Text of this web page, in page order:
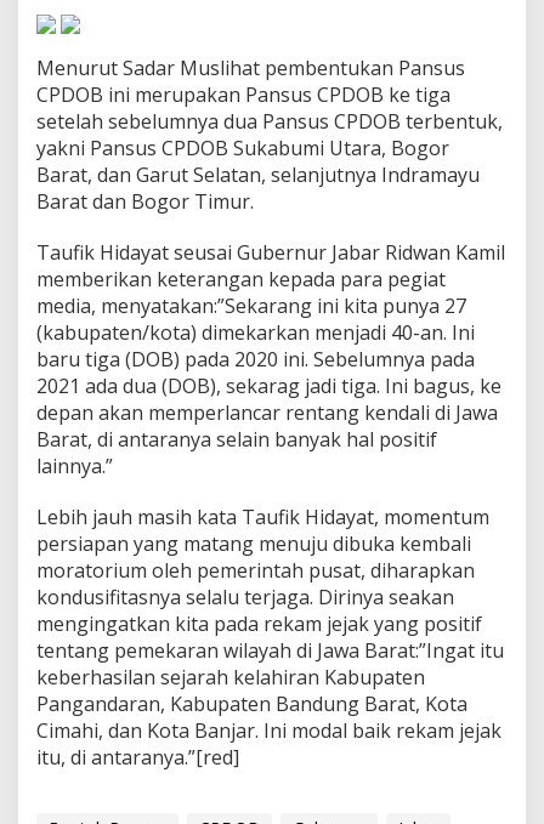
n
s
u
s
s
o
a
l
P
D
O
B
Menurut Sadar Muslihat pembentukan Pansus
CPDOB ini merupakan Pansus CPDOB ke tiga
setelah sebelumnya dua Pansus CPDOB terbentuk,
yakni Pansus CPDOB Sukabumi Utara, Bogor
Barat, dan Garut Selatan, selanjutnya Indramayu
Barat dan Bogor Timur.
Taufik Hidayat seusai Gubernur Jabar Ridwan Kamil
memberikan keterangan kepada para pegiat
media, menyatakan:”Sekarang ini kita punya 27
(kabupaten/kota) dimekarkan menjadi 40-an. Ini
baru tiga (DOB) pada 2020 ini. Sebelumnya pada
2021 ada dua (DOB), sekarag jadi tiga. Ini bagus, ke
depan akan memperlancar rentang kendali di Jawa
Barat, di antaranya selain banyak hal positif
lainnya.”
Lebih jauh masih kata Taufik Hidayat, momentum
persiapan yang matang menuju dibuka kembali
moratorium oleh pemerintah pusat, diharapkan
kondusifitasnya selalu terjaga. Dirinya seakan
mengingatkan kita pada rekam jejak yang positif
tentang pemekaran wilayah di Jawa Barat:”Ingat itu
keberhasilan sejarah kelahiran Kabupaten
Pangandaran, Kabupaten Bandung Barat, Kota
Cimahi, dan Kota Banjar. Ini modal baik rekam jejak
itu, di antaranya.”[red]